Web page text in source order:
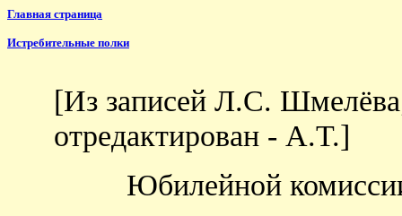
Главная страница
Истребительные полки
[Из записей Л.С.
отредактирован - А.Т.]
Юбилейной